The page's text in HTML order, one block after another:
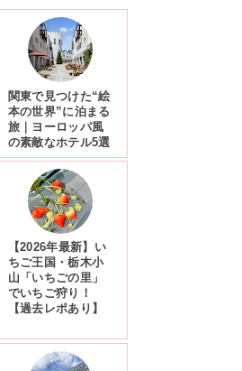
関東で見つけた“絵
本の世界”に泊まる
旅｜ヨーロッパ風
の素敵なホテル5選
【2026年最新】い
ちご王国・栃木小
山「いちごの里」
でいちご狩り！
【過去レポあり】